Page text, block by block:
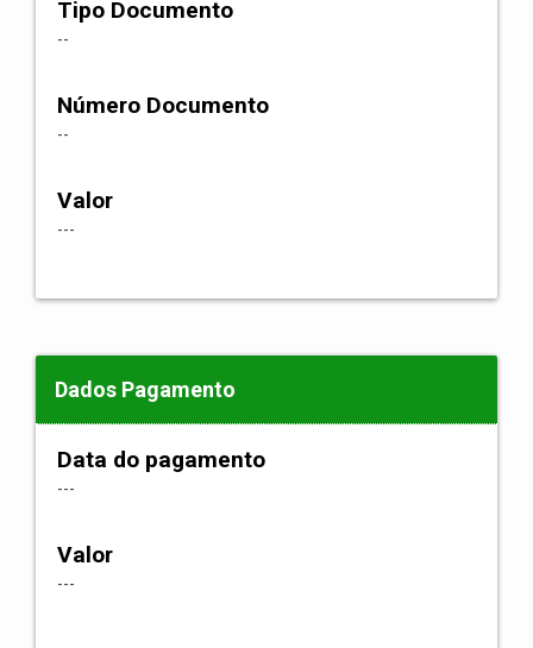
Tipo Documento
--
Número Documento
--
Valor
---
Dados Pagamento
Data do pagamento
---
Valor
---